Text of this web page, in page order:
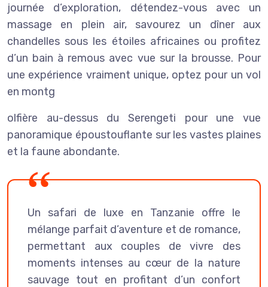
journée d’exploration, détendez-vous avec un
massage en plein air, savourez un dîner aux
chandelles sous les étoiles africaines ou profitez
d’un bain à remous avec vue sur la brousse. Pour
une expérience vraiment unique, optez pour un vol
en montg
olfière au-dessus du Serengeti pour une vue
panoramique époustouflante sur les vastes plaines
et la faune abondante.
Un safari de luxe en Tanzanie offre le
mélange parfait d’aventure et de romance,
permettant aux couples de vivre des
moments intenses au cœur de la nature
sauvage tout en profitant d’un confort